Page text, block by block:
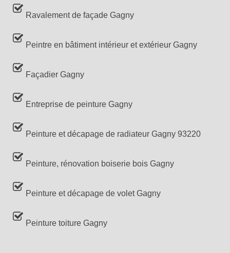
Ravalement de façade Gagny
Peintre en bâtiment intérieur et extérieur Gagny
Façadier Gagny
Entreprise de peinture Gagny
Peinture et décapage de radiateur Gagny 93220
Peinture, rénovation boiserie bois Gagny
Peinture et décapage de volet Gagny
Peinture toiture Gagny